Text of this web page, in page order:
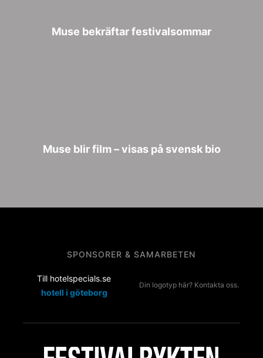
Muse bekräftar festivalsommar
Muse blir film – visas på svensk bio
SPONSORER & SAMARBETEN
Till hotelspecials.se
hotell i göteborg
Din logotyp här? Kontakta oss.